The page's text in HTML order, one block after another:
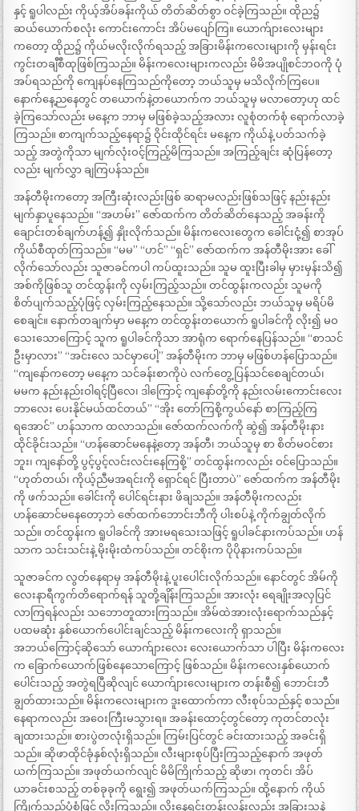
နှင့် ရူပါလည်း ကိုယ့်အိပ်ခန်းကိုယ် တိတ်ဆိတ်စွာ ဝင်ခဲ့ကြသည်။ ထိုည၌
ဆယ်ယောက်စလုံး ကောင်းကောင်း အိပ်မပျော်ကြ။ ယောက်ျားလေးများ
ကတော့ ထိုည၌ ကိုယ်မလိုးလိုက်ရသည့် အခြားမိန်းကလေးများကို မှန်းရင်း
ကွင်းတချီစီထုဖြစ်ကြသည်။ မိန်းကလေးများကလည်း မိမိအပျိုစင်ဘဝကို ပုံ
အပ်ရသည်ကို ကျေနပ်နေကြသည်ကိုတော့ ဘယ်သူမှ မသိလိုက်ကြပေ။
နောက်နေ့ညနေတွင် တယောက်နဲ့တယောက်က ဘယ်သူမှ မလာတော့ဟု ထင်
ခဲ့ကြသော်လည်း မနေ့က ဘာမှ မဖြစ်ခဲ့သည့်အလား လူစုံတက်စုံ ရောက်လာခဲ့
ကြသည်။ စာကျက်သည့်နေရာ၌ ဝိုင်းထိုင်ရင်း မနေ့က ကိုယ်နဲ့ ပတ်သက်ခဲ့
သည့် အတွဲကိုသာ မျက်လုံးဝင့်ကြည့်မိကြသည်။ အကြည့်ချင်း ဆုံပြန်တော့
လည်း မျက်လွှာ ချကြပန်သည်။
အန်တီမိုးကတော့ အကြီးဆုံးလည်းဖြစ် ဆရာမလည်းဖြစ်သဖြင့် နည်းနည်း
မျက်နှာပူနေသည်။ “အဟမ်း” ဇော်ထက်က တိတ်ဆိတ်နေသည့် အခန်းကို
ချောင်းတစ်ချက်ဟန့်၍ နှိုးလိုက်သည်။ မိန်းကလေးတွေက ခေါင်းငုံ့၍ စာအုပ်
ကိုယ်စီထုတ်ကြသည်။ “မမ” “ဟင်” “ရှင်” ဇော်ထက်က အန်တီမိုးအား ခေါ်
လိုက်သော်လည်း သူဇာခင်ကပါ ကပ်ထူးသည်။ သူမ ထူးပြီးခါမှ မှားမှန်းသိ၍
အစ်ကိုဖြစ်သူ တင်ထွန်းကို လှမ်းကြည့်သည်။ တင်ထွန်းကလည်း သူမကို
စိတ်ပျက်သည့်ပုံဖြင့် လှမ်းကြည့်နေသည်။ သို့သော်လည်း ဘယ်သူမှ မရိပ်မိ
စေချင်။ နောက်တချက်မှာ မနေ့က တင်ထွန်းတယောက် ရူပါခင်ကို လိုး၍ မဝ
သေးသောကြောင့် သူက ရူပါခင်ကိုသာ အာရုံက ရောက်နေပြန်သည်။ “စာသင်
ဦးမှာလား” “အင်းလေ သင်မှာပေါ့” အန်တီမိုးက ဘာမှ မဖြစ်ဟန်ပြောသည်။
“ကျနော်ကတော့ မနေ့က သင်ခန်းစာကိုပဲ လက်တွေ့ပြန်သင်စေချင်တယ်၊
မမက နည်းနည်းဝါရင့်ပြီလေ၊ ဒါကြောင့် ကျနော်တို့ကို နည်းလမ်းကောင်းလေး
ဘာလေး ပေးနိုင်မယ်ထင်တယ်” “အိုး တော်ကြစို့ကွယ်နော် စာကြည့်ကြ
ရအောင်” ဟန်သာက ထလာသည်။ ဇော်ထက်လက်ကို ဆွဲ၍ အန်တီမိုးနား
ထိုင်ခိုင်းသည်။ “ဟန်ဆောင်မနေနဲ့တော့ အန်တီ၊ ဘယ်သူမှ စာ စိတ်မဝင်စား
ဘူး၊ ကျနော်တို့ ပွင့်ပွင့်လင်းလင်းနေကြစို့” တင်ထွန်းကလည်း ဝင်ပြောသည်။
“ဟုတ်တယ်၊ ကိုယ့်ညီမအရင်းကို ရှောင်ရင် ပြီးတာပဲ” ဇော်ထက်က အန်တီမိုး
ကို ဖက်သည်။ ခေါင်းကို ပေါင်ရင်းနား ဖိချသည်။ အန်တီမိုးကလည်း
ဟန်ဆောင်မနေတော့ဘဲ ဇော်ထက်ဘောင်းဘီကို ပါးစပ်နဲ့ ကိုက်ချွတ်လိုက်
သည်။ တင်ထွန်းက ရူပါခင်ကို အားမရသေးသဖြင့် ရူပါခင်နားကပ်သည်။ ဟန်
သာက သင်းသင်းနဲ့ မိုးမိုးထံကပ်သည်။ တင်စိုးက ပိုပိုနားကပ်သည်။
သူဇာခင်က လွတ်နေရာမှ အန်တီမိုးနဲ့ ပူးပေါင်းလိုက်သည်။ နောင်တွင် အိမ်ကို
လေးနာရီကွက်တိရောက်ရန် သူတို့ချိန်းကြသည်။ အားလုံး ရေချိုးအလှပြင်
လာကြရန်လည်း သဘောတူထားကြသည်။ အိမ်ထဲအားလုံးရောက်သည်နှင့်
ပထမဆုံး နှစ်ယောက်ပေါင်းချင်သည့် မိန်းကလေးကို ရှာသည်။
အဘယ်ကြောင့်ဆိုသော် ယောက်ျားလေး လေးယောက်သာ ပါပြီး မိန်းကလေး
က ခြောက်ယောက်ဖြစ်နေသောကြောင့် ဖြစ်သည်။ မိန်းကလေးနှစ်ယောက်
ပေါင်းသည့် အတွဲရပြီဆိုလျင် ယောက်ျားလေးများက တန်းစီ၍ ဘောင်းဘီ
ချွတ်ထားသည်။ မိန်းကလေးများက ဒူးထောက်ကာ လီးစုပ်သည်နှင့် စသည်။
နေရာကလည်း အဝေးကြီးမသွားရ။ အခန်းထောင့်တွင်တော့ ကုတင်တလုံး
ချထားသည်။ စားပွဲတလုံးရှိသည်။ ကြမ်းပြင်တွင် ခင်းထားသည့် အခင်းရှိ
သည်။ ဆိုဖာထိုင်ခုံနှစ်လုံးရှိသည်။ လီးများစုပ်ပြီးကြသည့်နောက် အဖုတ်
ယက်ကြသည်။ အဖုတ်ယက်လျင် မိမိကြိုက်သည့် ဆိုဖာ၊ ကုတင်၊ အိပ်
ယာခင်းစသည့် တစ်ခုခုကို ရွေး၍ အဖုတ်ယက်ကြသည်။ ထို့နောက် ကိုယ်
ကြိုက်သည့်ပုံစံဖြင့် လိုးကြသည်။ လိုးနေရင်းတန်းလန်းလည်း အခြားသူနဲ့